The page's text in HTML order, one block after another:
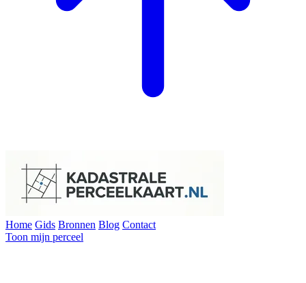
Home Gids Bronnen Blog Contact
Toon mijn perceel